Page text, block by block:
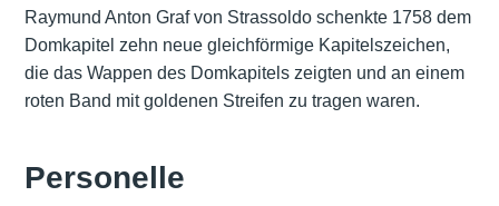
Raymund Anton Graf von Strassoldo schenkte 1758 dem
Domkapitel zehn neue gleichförmige Kapitelszeichen,
die das Wappen des Domkapitels zeigten und an einem
roten Band mit goldenen Streifen zu tragen waren.
Personelle